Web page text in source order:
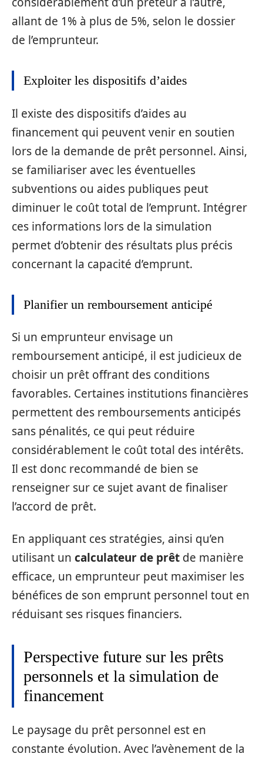
allant de 1% à plus de 5%, selon le dossier
de l’emprunteur.
Exploiter les dispositifs d’aides
Il existe des dispositifs d’aides au
financement qui peuvent venir en soutien
lors de la demande de prêt personnel. Ainsi,
se familiariser avec les éventuelles
subventions ou aides publiques peut
diminuer le coût total de l’emprunt. Intégrer
ces informations lors de la simulation
permet d’obtenir des résultats plus précis
concernant la capacité d’emprunt.
Planifier un remboursement anticipé
Si un emprunteur envisage un
remboursement anticipé, il est judicieux de
choisir un prêt offrant des conditions
favorables. Certaines institutions financières
permettent des remboursements anticipés
sans pénalités, ce qui peut réduire
considérablement le coût total des intérêts.
Il est donc recommandé de bien se
renseigner sur ce sujet avant de finaliser
l’accord de prêt.
En appliquant ces stratégies, ainsi qu’en
utilisant un calculateur de prêt de manière
efficace, un emprunteur peut maximiser les
bénéfices de son emprunt personnel tout en
réduisant ses risques financiers.
Perspective future sur les prêts
personnels et la simulation de
financement
Le paysage du prêt personnel est en
constante évolution. Avec l’avènement de la